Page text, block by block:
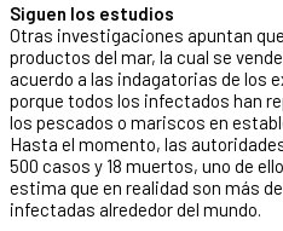
Siguen los estudios
Otras investigaciones apuntan
productos del mar, la cual se
acuerdo a las indagatorias de los
porque todos los infectados han
los pescados o mariscos en
Hasta el momento, las
500 casos y 18 muertos, uno de
estima que en realidad son más
infectadas alrededor del mundo.